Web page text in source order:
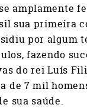
amplamente
sua primeira
por algum
fazendo
do rei Luís
de 7 mil
sua saúde.